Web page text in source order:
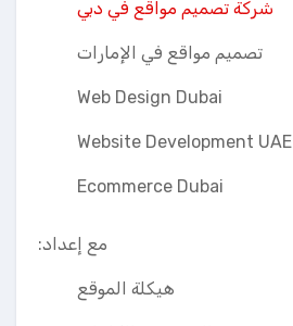
شركة تصميم مواقع في دبي
تصميم مواقع في الإمارات
Web Design Dubai
Website Development UAE
Ecommerce Dubai
مع إعداد:
هيكلة الموقع